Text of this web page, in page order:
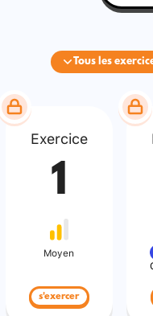
Tous les
Exercice
1
Moyen
s'exercer